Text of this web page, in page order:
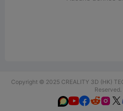
Copyright © 2025 CREALITY 3D (HK)
Reserved.
 